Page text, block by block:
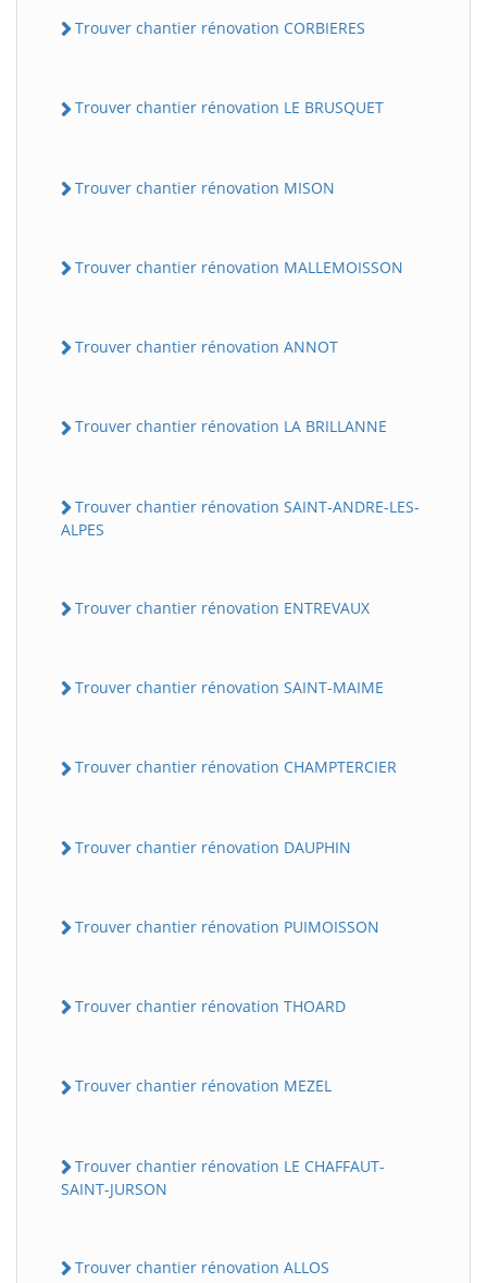
Trouver chantier rénovation CORBIERES
Trouver chantier rénovation LE BRUSQUET
Trouver chantier rénovation MISON
Trouver chantier rénovation MALLEMOISSON
Trouver chantier rénovation ANNOT
Trouver chantier rénovation LA BRILLANNE
Trouver chantier rénovation SAINT-ANDRE-LES-
ALPES
Trouver chantier rénovation ENTREVAUX
Trouver chantier rénovation SAINT-MAIME
Trouver chantier rénovation CHAMPTERCIER
Trouver chantier rénovation DAUPHIN
Trouver chantier rénovation PUIMOISSON
Trouver chantier rénovation THOARD
Trouver chantier rénovation MEZEL
Trouver chantier rénovation LE CHAFFAUT-
SAINT-JURSON
Trouver chantier rénovation ALLOS